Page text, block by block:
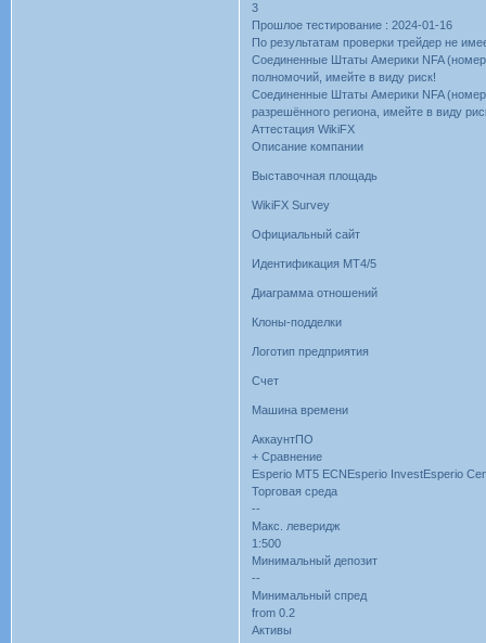
3
Прошлое тестирование : 2024-01-16
По результатам проверки трейдер не
Соединенные Штаты Америки NFA (номер
полномочий, имейте в виду риск!
Соединенные Штаты Америки NFA (номер
разрешённого региона, имейте в виду
Аттестация WikiFX
Описание компании
Выставочная площадь
WikiFX Survey
Официальный сайт
Идентификация MT4/5
Диаграмма отношений
Клоны-подделки
Логотип предприятия
Счет
Машина времени
АккаунтПО
+ Сравнение
Esperio MT5 ECNEsperio InvestEsperio
Торговая среда
--
Макс. леверидж
1:500
Минимальный депозит
--
Минимальный спред
from 0.2
Активы